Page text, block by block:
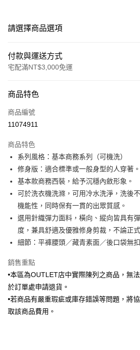
請選擇商品選項
付款與運送方式
宅配滿NT$3,000免運
信用卡一次付款
信用卡分期付款
合作金庫商業銀行
華南商業銀行
彰化商
上海商業儲蓄銀行
台北富
國泰世華商業銀行
兆豐國
臺灣中小企業銀行
台中商
匯豐（台灣）商業銀行
華泰商
聯邦商業銀行
遠東國
元大商業銀行
永豐商
玉山商業銀行
星展（
台新國際商業銀行
中國信
6 期 0 利率 每期
華南商業銀行
彰化商
上海商業儲蓄銀行
台北富
國泰世華商業銀行
兆豐國
臺灣中小企業銀行
台中商
匯豐（台灣）商業銀行
華泰商
聯邦商業銀行
遠東國
元大商業銀行
永豐商
玉山商業銀行
星展（
台灣樂天信用卡公司
LINE Pay
Apple Pay
街口支付
悠遊付
Google Pay
新竹物流宅配
每筆NT$120，滿NT$3,000(含以上)免運費
商品特色
商品編號
11074911
商品特色
系列風格：基本商務系列（可機洗）
修身版：適合標準或一般身型的人穿著。
基本款商務西裝，給予沉穩內斂形象。
可於洗衣機洗滌，可用冷水洗淨，洗後
機能性，同時保有一貫的出眾質感。
選用針織彈力面料，橫向、縱向皆具有
度，兼具舒適及優雅修身剪裁，不論正
細節：平褲腰頭／藏青素面／後口袋無
銷售重點
•本區為OUTLET店中實際陳列之商品，無
於訂單處申請退貨。
•若商品有嚴重瑕疵或庫存錯誤等問題，將
取該商品費用。